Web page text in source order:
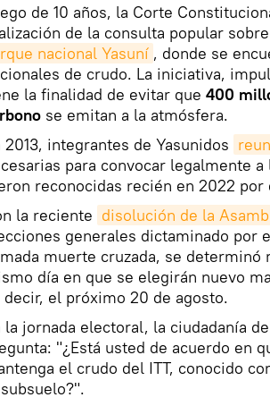
de 10 años, la Corte
de la consulta popular
nacional Yasuní , donde se
de crudo. La iniciativa,
la finalidad de evitar que 400
se emitan a la atmósfera.
2013, integrantes de Yasunidos
para convocar legalmente
reconocidas recién en 2022
la reciente disolución de la
generales dictaminado por
muerte cruzada, se determinó
día en que se elegirán nuevo
decir, el próximo 20 de agosto.
la jornada electoral, la ciudadanía
"¿Está usted de acuerdo en
el crudo del ITT, conocido